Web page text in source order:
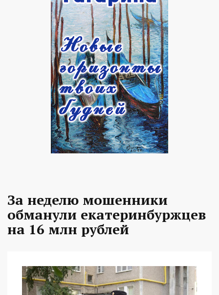
За неделю мошенники
обманули екатеринбуржцев
на 16 млн рублей